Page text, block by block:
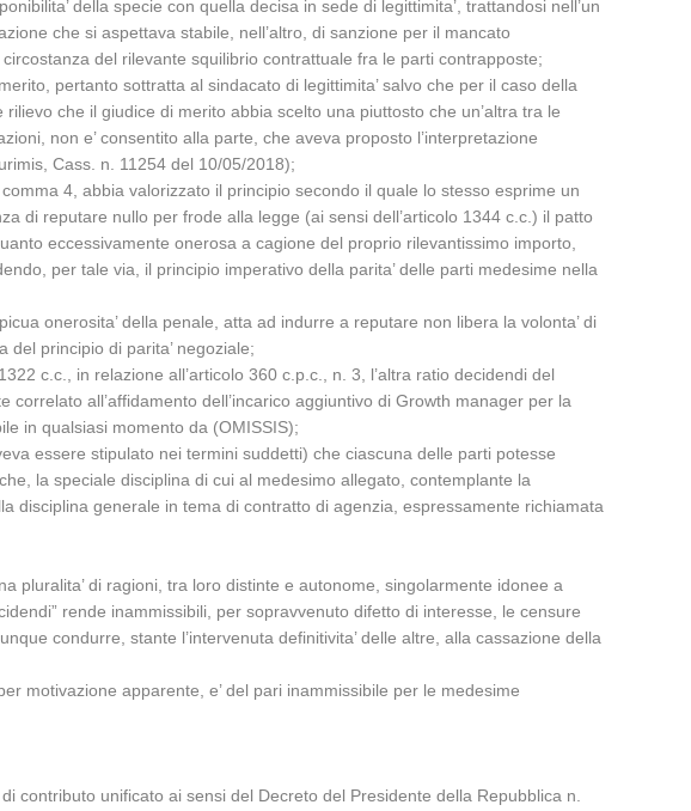
della specie con quella decisa in sede di legittimita’, trattandosi nell’un
che si aspettava stabile, nell’altro, di sanzione per il mancato
del rilevante squilibrio contrattuale fra le parti contrapposte;
pertanto sottratta al sindacato di legittimita’ salvo che per il caso della
che il giudice di merito abbia scelto una piuttosto che un’altra tra le
non e’ consentito alla parte, che aveva proposto l’interpretazione
Cass. n. 11254 del 10/05/2018);
4, abbia valorizzato il principio secondo il quale lo stesso esprime un
di reputare nullo per frode alla legge (ai sensi dell’articolo 1344 c.c.) il patto
eccessivamente onerosa a cagione del proprio rilevantissimo importo,
per tale via, il principio imperativo della parita’ delle parti medesime nella
onerosita’ della penale, atta ad indurre a reputare non libera la volonta’ di
principio di parita’ negoziale;
c.c., in relazione all’articolo 360 c.p.c., n. 3, l’altra ratio decidendi del
all’affidamento dell’incarico aggiuntivo di Growth manager per la
in qualsiasi momento da (OMISSIS);
essere stipulato nei termini suddetti) che ciascuna delle parti potesse
la speciale disciplina di cui al medesimo allegato, contemplante la
disciplina generale in tema di contratto di agenzia, espressamente richiamata
pluralita’ di ragioni, tra loro distinte e autonome, singolarmente idonee a
rende inammissibili, per sopravvenuto difetto di interesse, le censure
condurre, stante l’intervenuta definitivita’ delle altre, alla cassazione della
motivazione apparente, e’ del pari inammissibile per le medesime
contributo unificato ai sensi del Decreto del Presidente della Repubblica n.